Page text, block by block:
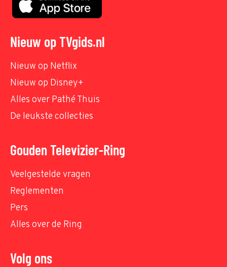
Nieuw op TVgids.nl
Nieuw op Netflix
Nieuw op Disney+
Alles over Pathé Thuis
De leukste collecties
Gouden Televizier-Ring
Veelgestelde vragen
Reglementen
Pers
Alles over de Ring
Volg ons